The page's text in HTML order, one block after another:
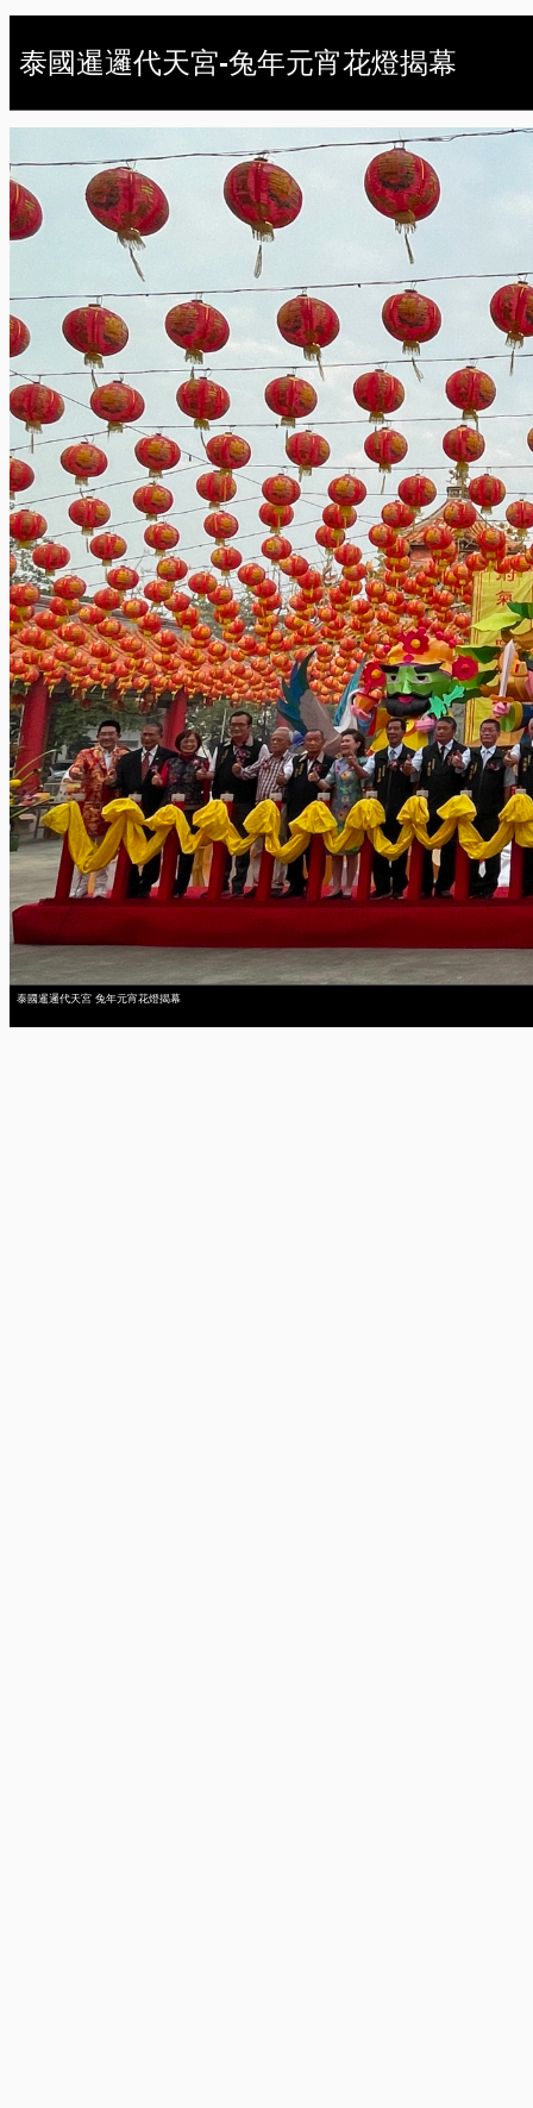
泰國暹邏代天宮-兔年元宵花燈揭幕
泰國暹邏代天宮 兔年元宵花燈揭幕